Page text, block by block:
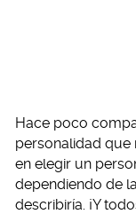
Hace poco
personalidad que
en elegir un
dependiendo de
describiría. ¡Y